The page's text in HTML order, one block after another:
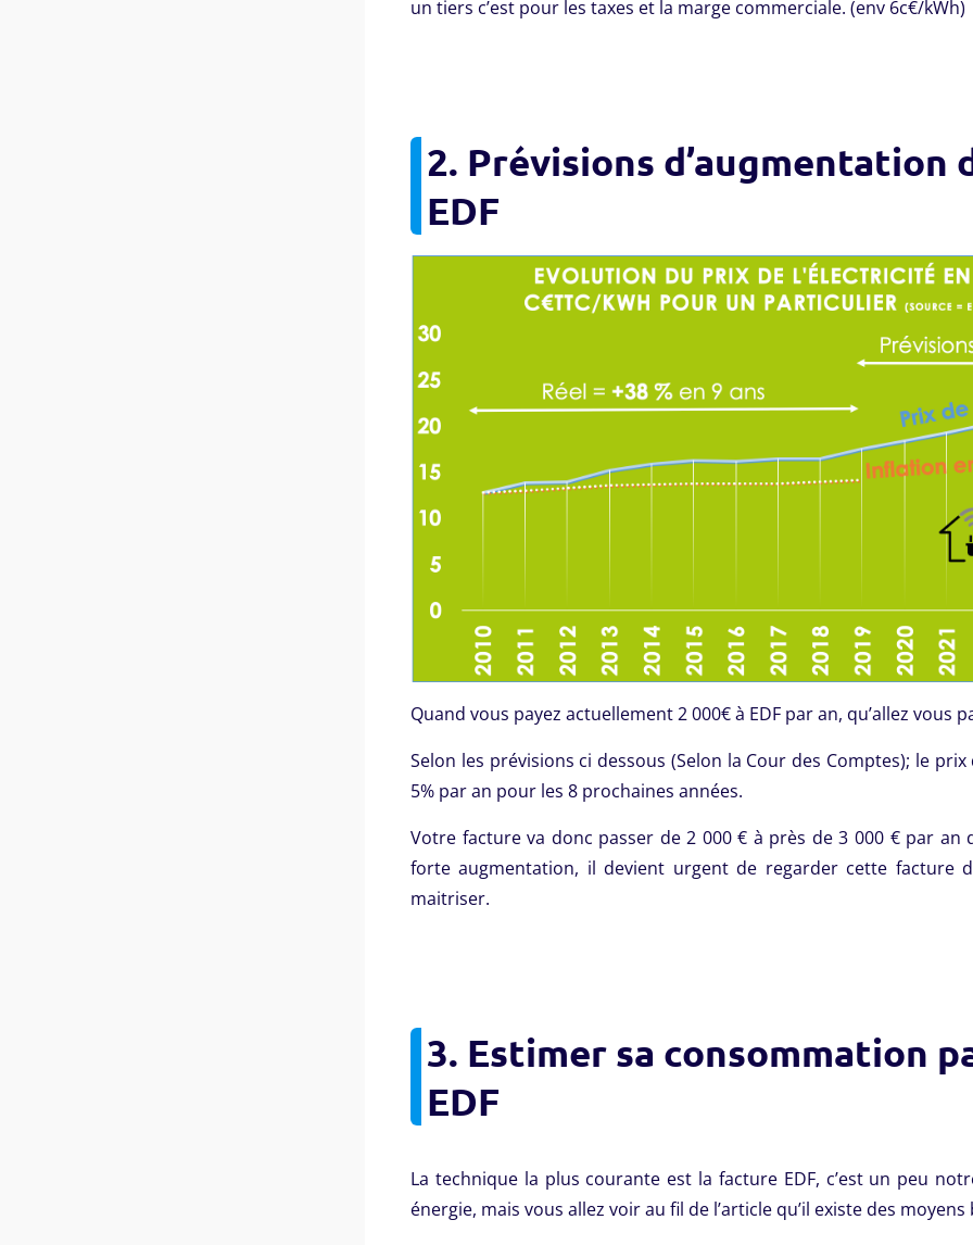
un tiers c’est pour les taxes et la marge commerciale. (env 6c€/kWh)
2. Prévisions d’augmentation
EDF
Quand vous payez actuellement 2 000€ à EDF par an, qu’allez vous
Selon les prévisions ci dessous (Selon la Cour des Comptes); le
5% par an pour les 8 prochaines années.
Votre facture va donc passer de 2 000 € à près de 3 000 € par an
forte augmentation, il devient urgent de regarder cette facture
maitriser.
3. Estimer sa consommation
EDF
La technique la plus courante est la facture EDF, c’est un peu
énergie, mais vous allez voir au fil de l’article qu’il existe des